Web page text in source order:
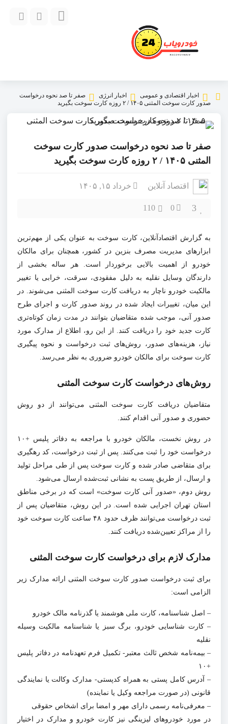
اخبار اقتصادی و عمومی اخبار انرژی
صفر تا صد نحوه درخواست
صدور کارت سوخت المثنی ۱۴۰۵ / ۲ روزه کارت سوخت بگیرید
صفر تا صد نحوه درخواست صدور کارت سوخت
المثنی ۱۴۰۵ / ۲ روزه کارت سوخت بگیرید
اقتصاد آنلاین خرداد ۱۵, ۱۴۰۵
3
0
110
به گزارش اقتصادآنلاین، کارت سوخت به عنوان یکی از مهم‌ترین
ابزارهای مدیریت مصرف بنزین در کشور، همچنان برای مالکان
خودرو از اهمیت بالایی برخوردار است. هر ساله بخشی از
دارندگان وسایل نقلیه به دلیل مفقودی، سرقت، خرابی یا تغییر
مالکیت خودرو ناچار به دریافت کارت سوخت المثنی می‌شوند. در
این میان، تغییرات ایجاد شده در روند صدور کارت و اجرای طرح
صدور آنی، موجب شده متقاضیان بتوانند در مدت زمان کوتاه‌تری
کارت جدید خود را دریافت کنند. از این رو، اطلاع از مدارک مورد
نیاز، هزینه‌های صدور، روش‌های ثبت درخواست و نحوه پیگیری
کارت سوخت برای مالکان خودرو ضروری به نظر می‌رسد.
روش‌های درخواست کارت سوخت المثنی
متقاضیان دریافت کارت سوخت المثنی می‌توانند از دو روش
حضوری و صدور آنی اقدام کنند.
در روش نخست، مالکان خودرو با مراجعه به دفاتر پلیس +۱۰
درخواست خود را ثبت می‌کنند. پس از ثبت درخواست، کد رهگیری
برای متقاضی صادر شده و کارت سوخت پس از طی مراحل تولید
و ارسال، از طریق پست به نشانی ثبت‌شده ارسال می‌شود.
روش دوم، «صدور آنی کارت سوخت» است که در برخی مناطق
استان تهران اجرایی شده است. در این روش، متقاضیان پس از
ثبت درخواست می‌توانند ظرف حدود ۴۸ ساعت کارت سوخت خود
را از مراکز تعیین‌شده دریافت کنند.
مدارک لازم برای درخواست کارت سوخت المثنی
برای ثبت درخواست صدور کارت سوخت المثنی ارائه مدارک زیر
الزامی است:
– اصل شناسنامه، کارت ملی هوشمند یا گذرنامه مالک خودرو
– کارت شناسایی خودرو، برگ سبز یا شناسنامه مالکیت وسیله
نقلیه
– بیمه‌نامه شخص ثالث معتبر- تکمیل فرم تعهدنامه در دفاتر پلیس
+۱۰
– آدرس کامل پستی به همراه کدپستی- مدارک وکالت یا نمایندگی
قانونی (در صورت مراجعه وکیل یا نماینده)
– معرفی‌نامه رسمی دارای مهر و امضا برای اشخاص حقوقی
در مورد خودروهای لیزینگی نیز کارت خودرو و مدارک در اختیار